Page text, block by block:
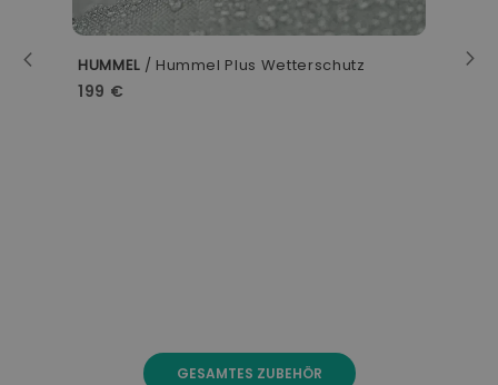
HUMMEL/ Hummel Plus Wetterschutz
199 €
GESAMTES ZUBEHÖR